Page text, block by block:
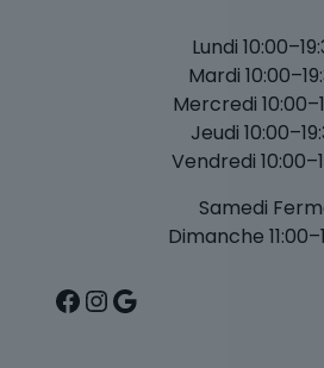
Lundi
Mardi
Mercredi
Jeudi
Vendredi
Samedi
Dimanche
Facebook
Instagram
Google